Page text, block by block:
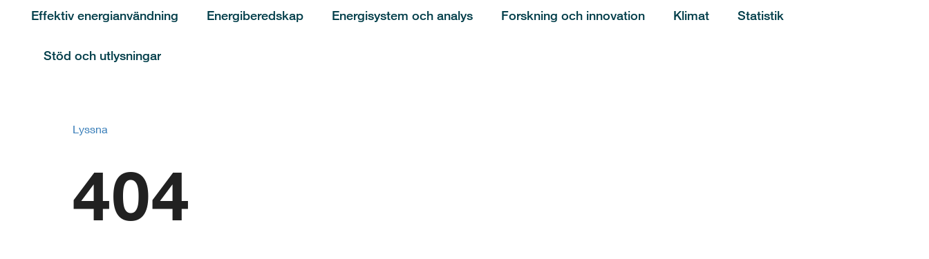
Effektiv energianvändning Energiberedskap Energisystem och analys Forskning och innovation Klimat Statistik
Stöd och utlysningar
Lyssna
404